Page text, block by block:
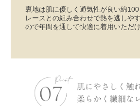
裏地は肌に優しく通気性が良い綿100
レースとの組み合わせで熱を逃しや
ので年間を通して快適に着用いただけ